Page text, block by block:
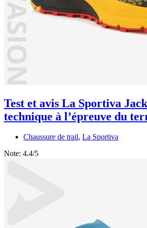
Test et avis La Sportiva
technique à l’épreuve du
Chaussure de trail, La Sportiva
Note: 4.4/5